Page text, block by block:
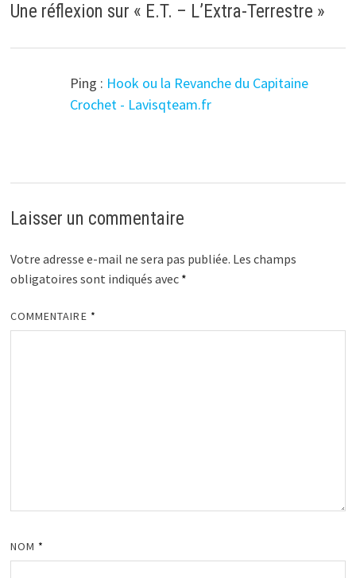
Une réflexion sur « E.T. – L’Extra-Terrestre »
Ping : Hook ou la Revanche du Capitaine
Crochet - Lavisqteam.fr
Laisser un commentaire
Votre adresse e-mail ne sera pas publiée. Les champs
obligatoires sont indiqués avec *
COMMENTAIRE *
NOM *